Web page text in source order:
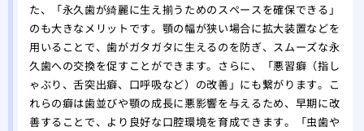
た、「永久歯が綺麗に生え揃うためのスペースを確保できる」
のも大きなメリットです。顎の幅が狭い場合に拡大装置などを
用いることで、歯がガタガタに生えるのを防ぎ、スムーズな永
久歯への交換を促すことができます。さらに、「悪習癖（指し
ゃぶり、舌突出癖、口呼吸など）の改善」にも繋がります。こ
れらの癖は歯並びや顎の成長に悪影響を与えるため、早期に改
善することで、より良好な口腔環境を育成できます。「虫歯や